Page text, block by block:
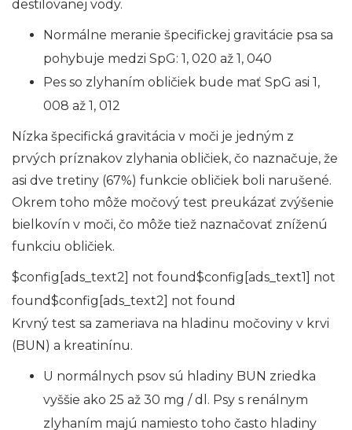
destilovanej vody.
Normálne meranie špecifickej gravitácie psa sa
pohybuje medzi SpG: 1, 020 až 1, 040
Pes so zlyhaním obličiek bude mať SpG asi 1,
008 až 1, 012
Nízka špecifická gravitácia v moči je jedným z
prvých príznakov zlyhania obličiek, čo naznačuje, že
asi dve tretiny (67%) funkcie obličiek boli narušené.
Okrem toho môže močový test preukázať zvýšenie
bielkovín v moči, čo môže tiež naznačovať zníženú
funkciu obličiek.
$config[ads_text2] not found$config[ads_text1] not
found$config[ads_text2] not found
Krvný test sa zameriava na hladinu močoviny v krvi
(BUN) a kreatinínu.
U normálnych psov sú hladiny BUN zriedka
vyššie ako 25 až 30 mg / dl. Psy s renálnym
zlyhaním majú namiesto toho často hladiny